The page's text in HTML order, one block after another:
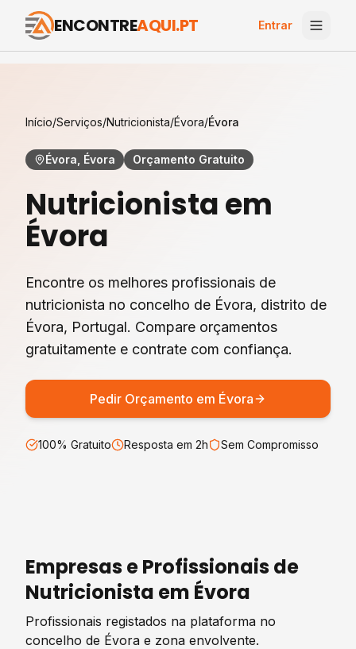
ENCONTREAQUI.PT Entrar
Início/Serviços/Nutricionista/Évora/Évora
Évora, Évora Orçamento Gratuito
Nutricionistaem
Évora
Encontre os melhores profissionais de
nutricionista no concelho de Évora, distrito de
Évora, Portugal. Compare orçamentos
gratuitamente e contrate com confiança.
Pedir Orçamento em Évora
100% Gratuito Resposta em 2h Sem Compromisso
Empresas e Profissionais de
Nutricionista em Évora
Profissionais registados na plataforma no
concelho de Évora e zona envolvente.